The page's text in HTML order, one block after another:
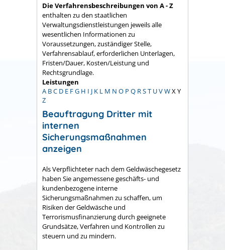
Die Verfahrensbeschreibungen von A - Z
enthalten zu den staatlichen
Verwaltungsdienstleistungen jeweils alle
wesentlichen Informationen zu
Voraussetzungen, zuständiger Stelle,
Verfahrensablauf, erforderlichen Unterlagen,
Fristen/Dauer, Kosten/Leistung und
Rechtsgrundlage.
Leistungen
A BC D E FG H I J K L M N O P Q RST UVWX Y
Z
Beauftragung Dritter mit
internen
Sicherungsmaßnahmen
anzeigen
Als Verpflichteter nach dem Geldwäschegesetz
haben Sie angemessene geschäfts- und
kundenbezogene interne
Sicherungsmaßnahmen zu schaffen, um
Risiken der Geldwäsche und
Terrorismusfinanzierung durch geeignete
Grundsätze, Verfahren und Kontrollen zu
steuern und zu mindern.